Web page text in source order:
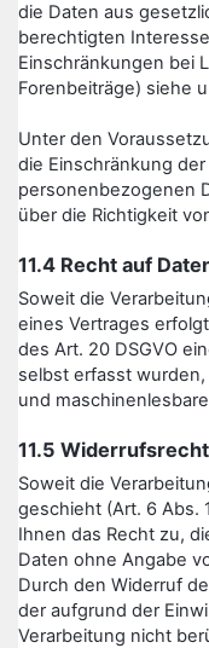
die Daten aus
berechtigten
Einschränkungen bei
Forenbeiträge) siehe
Unter den
die Einschränkung
personenbezogenen
über die Richtigkeit
11.4 Recht auf
Soweit die
eines Vertrages
des Art. 20 DSGVO
selbst erfasst
und
11.5
Soweit die
geschieht (Art. 6 Abs.
Ihnen das Recht zu,
Daten ohne Angabe
Durch den Widerruf
der aufgrund der
Verarbeitung nicht